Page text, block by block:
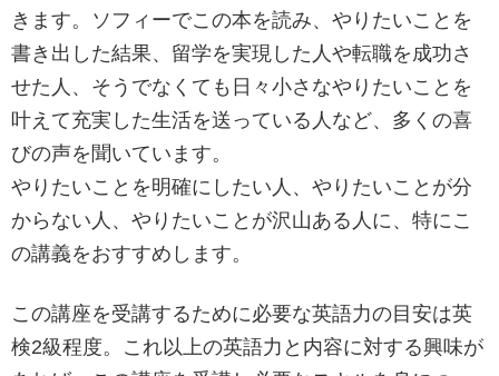
きます。ソフィーでこの本を読み、やりたいことを
書き出した結果、留学を実現した人や転職を成功さ
せた人、そうでなくても日々小さなやりたいことを
叶えて充実した生活を送っている人など、多くの喜
びの声を聞いています。
やりたいことを明確にしたい人、やりたいことが分
からない人、やりたいことが沢山ある人に、特にこ
の講義をおすすめします。
この講座を受講するために必要な英語力の目安は英
検2級程度。これ以上の英語力と内容に対する興味が